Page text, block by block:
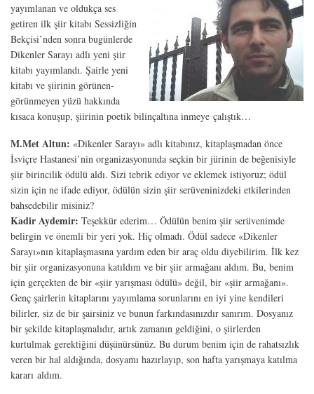
yayımlanan ve oldukça ses
getiren ilk şiir kitabı Sessizliğin
Bekçisi’nden sonra bugünlerde
Dikenler Sarayı adlı yeni şiir
kitabı yayımlandı. Şairle yeni
kitabı ve şiirinin görünen-
görünmeyen yüzü hakkında
kısaca konuşup, şiirinin poetik bilinçaltına inmeye çalıştık…
M.Met Altun: «Dikenler Sarayı» adlı kitabınız, kitaplaşmadan önce
İsviçre Hastanesi’nin organizasyonunda seçkin bir jürinin de beğenisiyle
şiir birincilik ödülü aldı. Sizi tebrik ediyor ve eklemek istiyoruz; ödül
sizin için ne ifade ediyor, ödülün sizin şiir serüveninizdeki etkilerinden
bahsedebilir misiniz?
Kadir Aydemir: Teşekkür ederim… Ödülün benim şiir serüvenimde
belirgin ve önemli bir yeri yok. Hiç olmadı. Ödül sadece «Dikenler
Sarayı»nın kitaplaşmasına yardım eden bir araç oldu diyebilirim. İlk kez
bir şiir organizasyonuna katıldım ve bir şiir armağanı aldım. Bu, benim
için gerçekten de bir «şiir yarışması ödülü» değil, bir «şiir armağanı».
Genç şairlerin kitaplarını yayımlama sorunlarını en iyi yine kendileri
bilirler, siz de bir şairsiniz ve bunun farkındasınızdır sanırım. Dosyanız
bir şekilde kitaplaşmalıdır, artık zamanın geldiğini, o şiirlerden
kurtulmak gerektiğini düşünürsünüz. Bu durum benim için de rahatsızlık
veren bir hal aldığında, dosyamı hazırlayıp, son hafta yarışmaya katılma
kararı aldım.